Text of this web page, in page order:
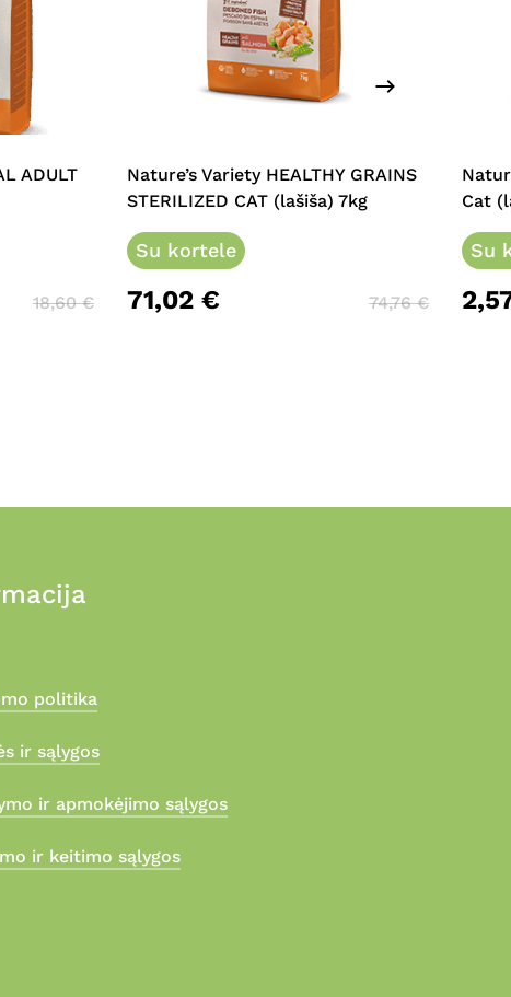
ADULT
18,60€
Nature’s Variety HEALTHY GRAINS
STERILIZED CAT (lašiša) 7kg
Su kortele
71,02 € 74,76€
Cat
Su
politika
ir sąlygos
ir apmokėjimo sąlygos
ir keitimo sąlygos